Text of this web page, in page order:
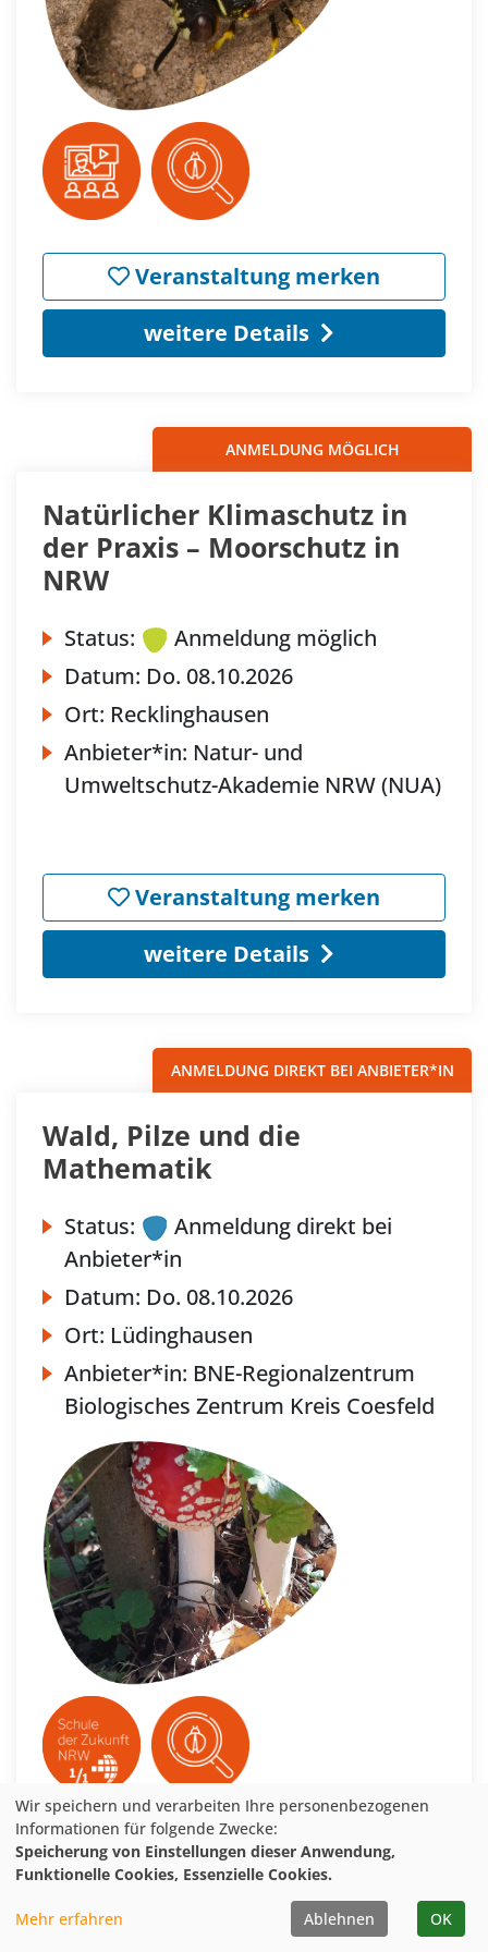
Veranstaltung merken
weitere Details
ANMELDUNG MÖGLICH
Natürlicher Klimaschutz in
der Praxis – Moorschutz in
NRW
Status:
Anmeldung möglich
Datum: Do. 08.10.2026
Ort: Recklinghausen
Anbieter*in: Natur- und
Umweltschutz-Akademie NRW (NUA)
Veranstaltung merken
weitere Details
ANMELDUNG DIREKT BEI ANBIETER*IN
Wald, Pilze und die
Mathematik
Status:
Anmeldung direkt bei
Anbieter*in
Datum: Do. 08.10.2026
Ort: Lüdinghausen
Anbieter*in: BNE-Regionalzentrum
Biologisches Zentrum Kreis Coesfeld
Veranstaltung merken
weitere Details
Wir speichern und verarbeiten Ihre personenbezogenen
Informationen für folgende Zwecke:
Speicherung von Einstellungen dieser Anwendung,
Funktionelle Cookies, Essenzielle Cookies.
Mehr erfahren Ablehnen OK